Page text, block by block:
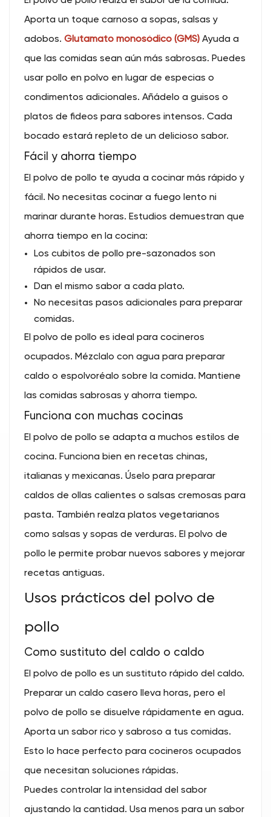
Aporta un toque carnoso a sopas, salsas y
adobos. Glutamato monosódico (GMS) Ayuda a
que las comidas sean aún más sabrosas. Puedes
usar pollo en polvo en lugar de especias o
condimentos adicionales. Añádelo a guisos o
platos de fideos para sabores intensos. Cada
bocado estará repleto de un delicioso sabor.
Fácil y ahorra tiempo
El polvo de pollo te ayuda a cocinar más rápido y
fácil. No necesitas cocinar a fuego lento ni
marinar durante horas. Estudios demuestran que
ahorra tiempo en la cocina:
Los cubitos de pollo pre-sazonados son
rápidos de usar.
Dan el mismo sabor a cada plato.
No necesitas pasos adicionales para preparar
comidas.
El polvo de pollo es ideal para cocineros
ocupados. Mézclalo con agua para preparar
caldo o espolvoréalo sobre la comida. Mantiene
las comidas sabrosas y ahorra tiempo.
Funciona con muchas cocinas
El polvo de pollo se adapta a muchos estilos de
cocina. Funciona bien en recetas chinas,
italianas y mexicanas. Úselo para preparar
caldos de ollas calientes o salsas cremosas para
pasta. También realza platos vegetarianos
como salsas y sopas de verduras. El polvo de
pollo le permite probar nuevos sabores y mejorar
recetas antiguas.
Usos prácticos del polvo de
pollo
Como sustituto del caldo o caldo
El polvo de pollo es un sustituto rápido del caldo.
Preparar un caldo casero lleva horas, pero el
polvo de pollo se disuelve rápidamente en agua.
Aporta un sabor rico y sabroso a tus comidas.
Esto lo hace perfecto para cocineros ocupados
que necesitan soluciones rápidas.
Puedes controlar la intensidad del sabor
ajustando la cantidad. Usa menos para un sabor